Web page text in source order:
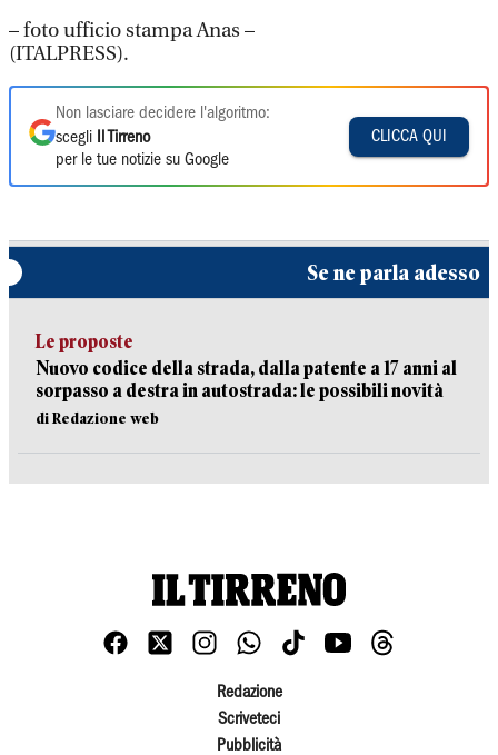
– foto ufficio stampa Anas –
(ITALPRESS).
Non lasciare decidere l'algoritmo:
scegli
Il Tirreno
per le tue notizie su Google
CLICCA QUI
Se ne parla adesso
Le proposte
Nuovo codice della strada, dalla patente a 17 anni al
sorpasso a destra in autostrada: le possibili novità
di Redazione web
Redazione
Scriveteci
Pubblicità